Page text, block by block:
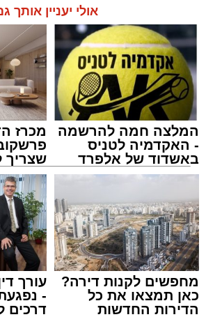
לאחר הארוע יתקיים רב שיח וכן
בריתחא דאורייתא בעומקא
נתיבי ישראל
מערכת האתר / 18:19 06.08.26
אולי יעניין אותך
המלצה חמה להרשמה
- האקדמיה לטניס
באשדוד של אלפרד
קריאולנסקי - לילדים
מכרז
שצריך
מחפשים לקנות דירה?
כאן תמצאו את כל
הדירות החדשות
עורך
-
דרכים